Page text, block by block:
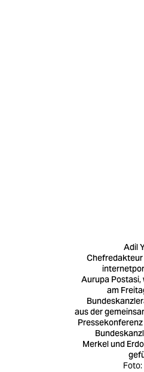
Adil
Chefredakteur
Aurupa Postasi,
am
aus der
Merkel und